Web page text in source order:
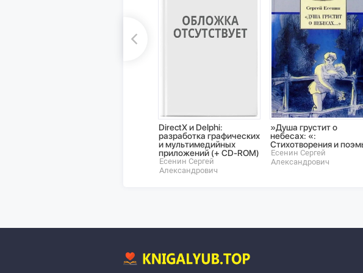
DirectX и Delphi:
разработка графических
и мультимедийных
приложений (+ CD-ROM)
Есенин Сергей
Александрович
»Душа грустит о
небесах: «:
Стихотворения и
Есенин Сергей
Александрович